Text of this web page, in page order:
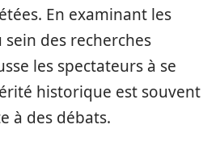
En examinant les
des recherches
les spectateurs à se
historique est souvent
à des débats.